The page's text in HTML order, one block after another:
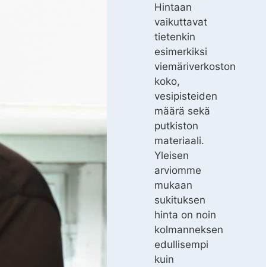
Hintaan
vaikuttavat
tietenkin
esimerkiksi
viemäriverkoston
koko,
vesipisteiden
määrä sekä
putkiston
materiaali.
Yleisen
arviomme
mukaan
sukituksen
hinta on noin
kolmanneksen
edullisempi
kuin